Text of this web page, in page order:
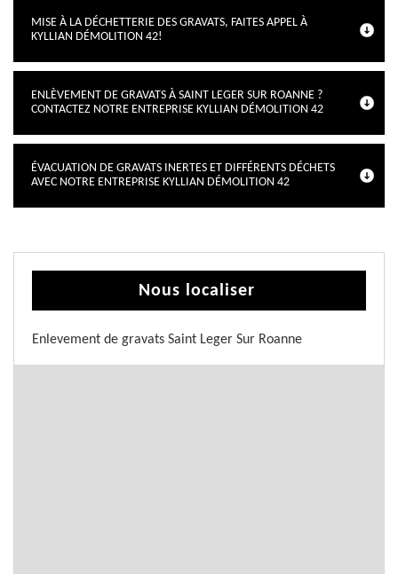
MISE À LA DÉCHETTERIE DES GRAVATS, FAITES APPEL À
KYLLIAN DÉMOLITION 42!
ENLÈVEMENT DE GRAVATS À SAINT LEGER SUR ROANNE ?
CONTACTEZ NOTRE ENTREPRISE KYLLIAN DÉMOLITION 42
ÉVACUATION DE GRAVATS INERTES ET DIFFÉRENTS DÉCHETS
AVEC NOTRE ENTREPRISE KYLLIAN DÉMOLITION 42
Nous localiser
Enlevement de gravats Saint Leger Sur Roanne